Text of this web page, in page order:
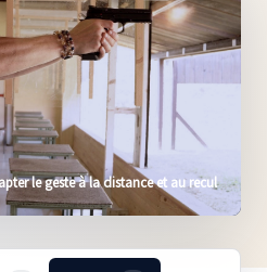
le geste à la distance et au recul